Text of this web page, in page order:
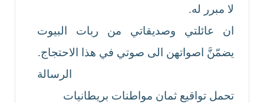
لا مبرر له.
ان عائلتي وصديقاتي من ربات البيوت
يضمّنَّ اصواتهن الى صوتي في هذا الاحتجاج.
الرسالة
تحمل تواقيع ثمان مواطنات بريطانيات